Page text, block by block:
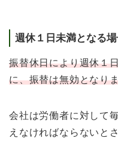
週休１日未満となる
振替休日により週休１
に、振替は無効となり
会社は労働者に対して
えなければならないと